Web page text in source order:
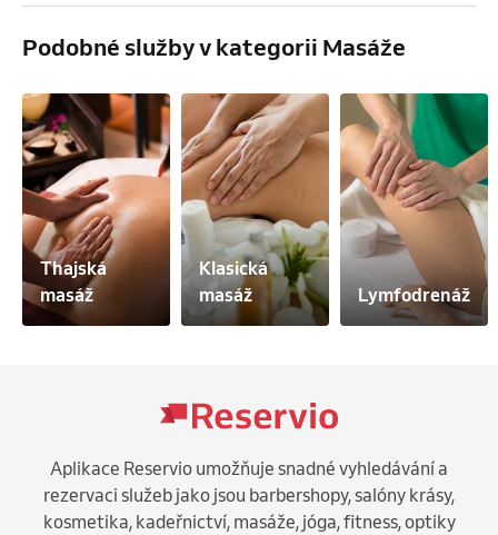
Podobné služby v kategorii Masáže
Thajská
masáž
Klasická
masáž
Lymfodrenáž
Aplikace Reservio umožňuje snadné vyhledávání a
rezervaci služeb jako jsou barbershopy, salóny krásy,
kosmetika, kadeřnictví, masáže, jóga, fitness, optiky